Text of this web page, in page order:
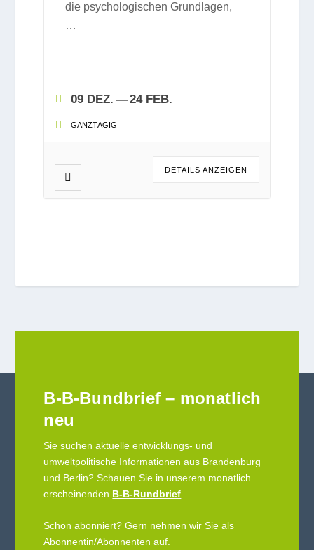
die psy­cho­lo­gi­schen Grund­la­gen,
…
09 DEZ. — 24 FEB.
GANZ­TÄ­GIG
DETAILS ANZEI­GEN
B-B-Bundbrief – monatlich
neu
Sie suchen aktuelle entwicklungs- und
umweltpolitische Informationen aus Brandenburg
und Berlin? Schauen Sie in unserem monatlich
erscheinenden B-B-Rundbrief
Schon abonniert? Gern nehmen wir Sie als
Abonnentin/Abonnenten auf.